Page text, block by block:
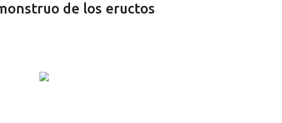
de los eructos